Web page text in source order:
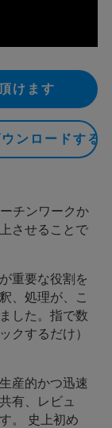
けます
ンロードする
チンワークか
させることで
重要な役割を
、処理が、こ
した。指で数
クするだけ）
産的かつ迅速
有、レビュ
。 史上初め